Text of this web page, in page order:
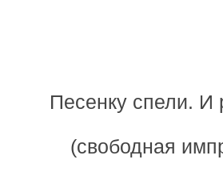
Песенку спели. И
(свободная